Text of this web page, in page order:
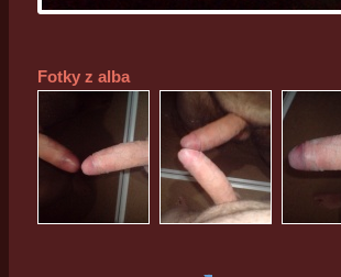
Fotky z alba